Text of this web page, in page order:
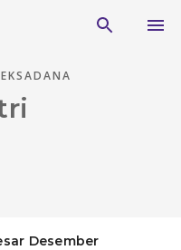
Desember